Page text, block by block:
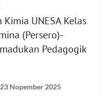
UNESA Kelas
(Persero)-
Pedagogik
23 Nopember 2025